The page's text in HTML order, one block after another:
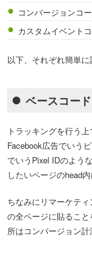
コンバージョンコ
カスタムイベント
以下、それぞれ簡単に
ベースコード
トラッキングを行う
Facebook広告でいう
でいうPixel IDのよう
したいページのhead
ちなみにリマーケテ
の全ページに貼るこ
所はコンバージョン計